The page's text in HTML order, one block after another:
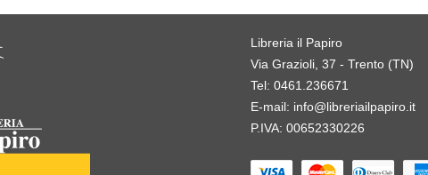
Libreria il Papiro
Via Grazioli, 37 - Trento (TN)
Tel: 0461.236671
E-mail: info@libreriailpapiro.it
P.IVA: 00652330226